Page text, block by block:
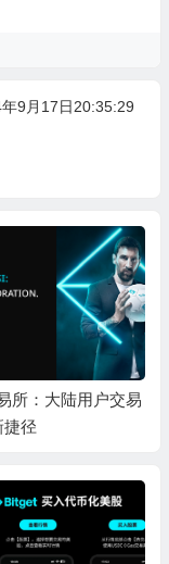
9月17日20:35:29
所：大陆用户交易
捷径